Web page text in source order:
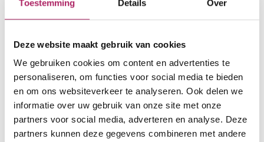
Toestemming Details Over
Deze website maakt gebruik van cookies
We gebruiken cookies om content en advertenties te
personaliseren, om functies voor social media te bieden
en om ons websiteverkeer te analyseren. Ook delen we
informatie over uw gebruik van onze site met onze
partners voor social media, adverteren en analyse. Deze
partners kunnen deze gegevens combineren met andere
2570 Duffel
0472398594
info@fitamien.be
www.fitamien.be